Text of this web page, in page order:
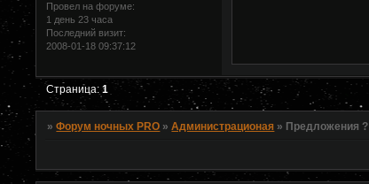
Провел на форуме:
1 день 23 часа
Последний визит:
2008-01-18 09:37:12
Страница:1
»Форум ночных PRO »Администрационая » Предложения ?